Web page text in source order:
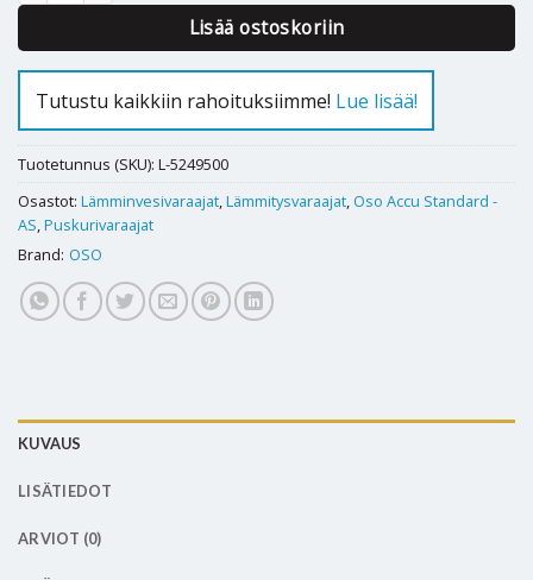
Lisää ostoskoriin
Tutustu kaikkiin rahoituksiimme! Lue lisää!
Tuotetunnus (SKU): L-5249500
Osastot: Lämminvesivaraajat,Lämmitysvaraajat, Oso Accu Standard -
AS,Puskurivaraajat
Brand: OSO
KUVAUS
LISÄTIEDOT
ARVIOT (0)